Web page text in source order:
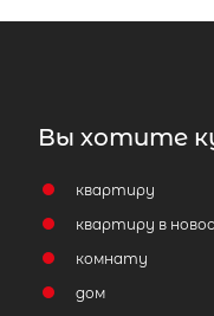
Вы хотите
квартиру
квартиру в
комнату
дом